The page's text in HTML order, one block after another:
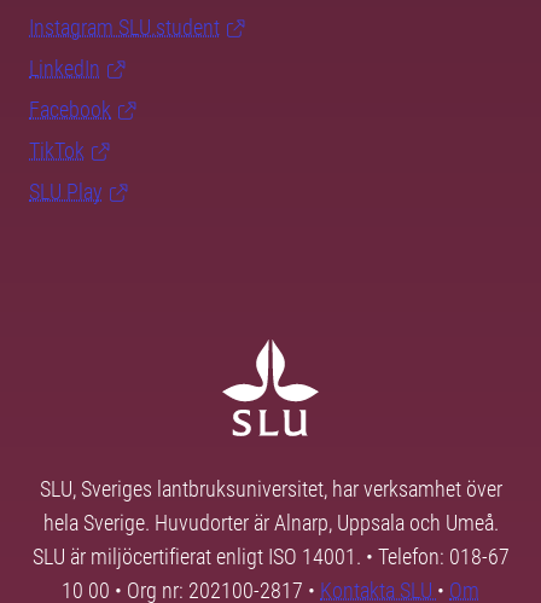
Instagram SLU.student
LinkedIn
Facebook
TikTok
SLU Play
SLU, Sveriges lantbruksuniversitet, har verksamhet över
hela Sverige. Huvudorter är Alnarp, Uppsala och Umeå.
SLU är miljöcertifierat enligt ISO 14001. • Telefon: 018-67
10 00 • Org nr: 202100-2817 • Kontakta SLU • Om